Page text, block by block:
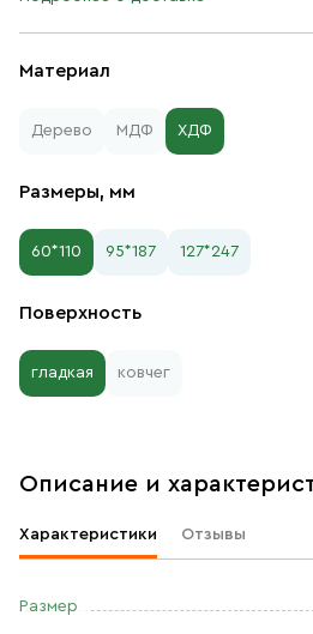
Материал
Дерево МДФ ХДФ
Размеры, мм
60*110 95*187 127*247
Поверхность
гладкая ковчег
Описание и
Характеристики Отзывы
Размер